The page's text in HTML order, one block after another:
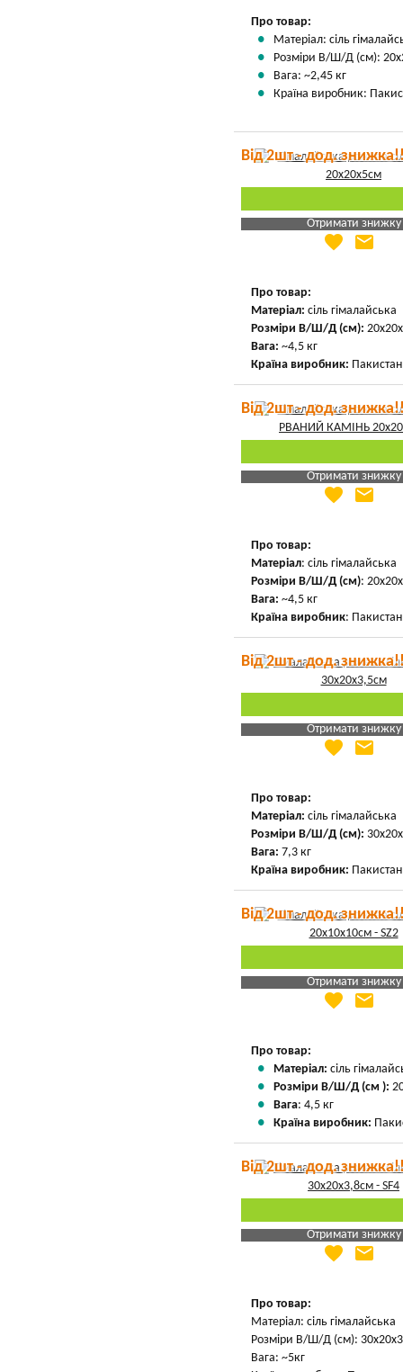
Про товар:
Матеріал: сіль
Розміри В/Ш/Д (см):
Вага: ~2,45 кг
Країна виробник:
Від 2шт - дод.
Отримати знижку
Яка Ваша ціна
favorite email
Про товар:
Матеріал: сіль гімалайська
Розміри В/Ш/Д (см):
Вага: ~4,5 кг
Країна виробник: Пакистан
Від 2шт - дод.
Отримати знижку
Яка Ваша ціна
favorite email
Про товар:
Матеріал: сіль гімалайська
Розміри В/Ш/Д (см):
Вага: ~4,5 кг
Країна виробник: Пакистан
Від 2шт - дод.
Отримати знижку
Яка Ваша ціна
favorite email
Про товар:
Матеріал: сіль гімалайська
Розміри В/Ш/Д (см):
Вага: 7,3 кг
Країна виробник: Пакистан
Від 2шт - дод.
Отримати знижку
Яка Ваша ціна
favorite email
Про товар:
Матеріал: сіль
Розміри В/Ш/Д (см ):
Вага: 4,5 кг
Країна виробник:
Від 2шт - дод.
Отримати знижку
Яка Ваша ціна
favorite email
Про товар:
Матеріал: сіль гімалайська
Розміри В/Ш/Д (см):
Вага: ~5кг